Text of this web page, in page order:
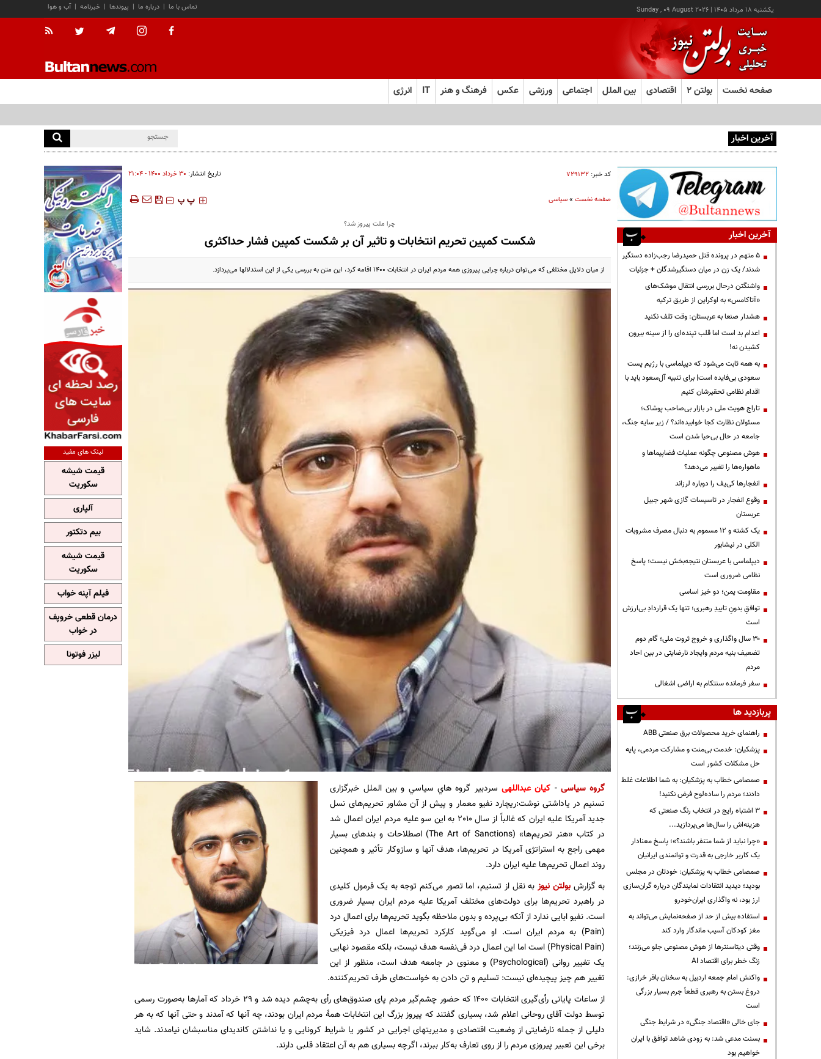
يکشنبه ۱۸ مرداد ۱۴۰۵ |
Sunday , 09 August 2026 آب و هوا | خبرنامه | پیوندها | درباره ما | تماس با ما
صفحه نخست بولتن ۲ اقتصادی بین الملل اجتماعی ورزشی عکس فرهنگ و هنر IT انرژی
آخرین اخبار
کد خبر: ۷۲۹۱۳۲ تاریخ انتشار: ۳۰ خرداد ۱۴۰۰ - ۲۱:۰۴
صفحه نخست»سیاسی ‍‍‍ پ پ
چرا ملت پیروز شد؟
شکست کمپین تحریم انتخابات و تاثیر آن بر شکست کمپین فشار حداکثری
از میان دلایل مختلفی که می‌توان درباره چرایی پیروزی همه مردم ایران در انتخابات ۱۴۰۰ اقامه کرد، این متن به بررسی یکی از این استدلالها می‌پردازد.
گروه سیاسی- کیان عبداللهی سردبیر گروه هاي سياسي و بين الملل خبرگزاری
تسنیم در یاداشتی نوشت:ریچارد نفیو معمار و پیش از آن مشاور تحریم‌های نسل
جدید آمریکا علیه ایران که غالباً از سال 2010 به این سو علیه مردم ایران اعمال شد
در کتاب «هنر تحریم‌ها» (The Art of Sanctions) اصطلاحات و بندهای بسیار
مهمی راجع به استراتژی آمریکا در تحریم‌ها، هدف آنها و سازوکار تأثیر و همچنین
روند اعمال تحریم‌ها علیه ایران دارد.
به گزارشبولتن نیوزبه نقل از تسنیم، اما تصور می‌کنم توجه به یک فرمول کلیدی
در راهبرد تحریم‌ها برای دولت‌های مختلف آمریکا علیه مردم ایران بسیار ضروری
است. نفیو ابایی ندارد از آنکه بی‌پرده و بدون ملاحظه بگوید تحریم‌ها برای اعمال درد
(Pain) به مردم ایران است. او می‌گوید کارکرد تحریم‌ها اعمال درد فیزیکی
(Physical Pain) است اما این اعمال درد فی‌نفسه هدف نیست، بلکه مقصود نهایی
یک تغییر روانی (Psychological) و معنوی در جامعه هدف است، منظور از این
تغییر هم چیز پیچیده‌ای نیست: تسلیم و تن دادن به خواست‌های طرف تحریم‌کننده.
از ساعات پایانی رأی‌گیری انتخابات 1400 که حضور چشم‌گیر مردم پای صندوق‌های رأی به‌چشم دیده شد و 29 خرداد که آمارها به‌صورت رسمی
توسط دولت آقای روحانی اعلام شد، بسیاری گفتند که پیروز بزرگ این انتخابات همۀ مردم ایران بودند، چه آنها که آمدند و حتی آنها که به هر
دلیلی از جمله نارضایتی از وضعیت اقتصادی و مدیریتهای اجرایی در کشور یا شرایط کرونایی و یا نداشتن کاندیدای مناسبشان نیامدند. شاید
برخی این تعبیر پیروزی مردم را از روی تعارف به‌کار ببرند، اگرچه بسیاری هم به آن اعتقاد قلبی دارند.
آخرین اخبار
۵ متهم در پرونده قتل حمیدرضا رجب‌زاده دستگیر
شدند/ یک زن در میان دستگیرشدگان + جزئیات
واشنگتن درحال بررسی انتقال موشک‌های
«آتاکامس» به اوکراین از طریق ترکیه
هشدار صنعا به عربستان: وقت تلف نکنید
اعدام بد است اما قلب تپنده‌ای را از سینه بیرون
کشیدن نه!
به همه ثابت می‌شود که دیپلماسی با رژیم پست
سعودی بی‌فایده است| برای تنبیه آل‌سعود باید با
اقدام نظامی تحقیرشان کنیم
تاراج هویت ملی در بازار بی‌صاحب پوشاک؛
مسئولان نظارت کجا خوابیده‌اند؟ / زیر سایه جنگ،
جامعه در حال بی‌حیا شدن است
هوش مصنوعی چگونه عملیات فضاپیماها و
ماهواره‌ها را تغییر می‌دهد؟
انفجارها کی‌یف را دوباره لرزاند
وقوع انفجار در تاسیسات گازی شهر جبیل
عربستان
یک کشته و ۱۲ مسموم به دنبال مصرف مشروبات
الکلی در نیشابور
دیپلماسی با عربستان نتیجه‌بخش نیست؛ پاسخ
نظامی ضروری است
مقاومت یمن؛ دو خیز اساسی
توافقِ بدونِ تاییدِ رهبری؛ تنها یک قراردادِ بی‌ارزش
است
۳۰ سال واگذاری و خروج ثروت ملی؛ گام دوم
تضعیف بنیه مردم وایجاد نارضایتی در بین احاد
مردم
سفر فرمانده سنتکام به اراضی اشغالی
پربازدید ها
راهنمای خرید محصولات برق صنعتی ABB
پزشکیان: خدمت بی‌منت و مشارکت مردمی، پایه
حل مشکلات کشور است
صمصامی خطاب به پزشکیان: به شما اطلاعات غلط
دادند؛ مردم را ساده‌لوح فرض نکنید!
3 اشتباه رایج در انتخاب رنگ صنعتی که
هزینه‌اش را سال‌ها می‌پردازید...
«چرا نباید از شما متنفر باشند؟»؛ پاسخ معنادار
یک کاربر خارجی به قدرت و توانمندی ایرانیان
صمصامی خطاب به پزشکیان: خودتان در مجلس
بودید؛ دیدید انتقادات نمایندگان درباره گران‌سازی
ارز بود، نه واگذاری ایران‌خودرو
استفاده بیش از حد از صفحه‌نمایش می‌تواند به
مغز کودکان آسیب ماندگار وارد کند
وقتی دیتاسنترها از هوش مصنوعی جلو می‌زنند؛
زنگ خطر برای اقتصاد AI
واکنش امام جمعه اردبیل به سخنان باقر خرازی:
دروغ بستن به رهبری قطعاً جرم بسیار بزرگی
است
جای خالی «اقتصاد جنگی» در شرایط جنگی
بسنت مدعی شد: به زودی شاهد توافق با ایران
خواهیم بود
لینک های مفید
قیمت شیشه
سکوریت
آلپاری
بیم دتکتور
قیمت شیشه
سکوریت
فیلم آپنه خواب
درمان قطعی خروپف
در خواب
لیزر فوتونا